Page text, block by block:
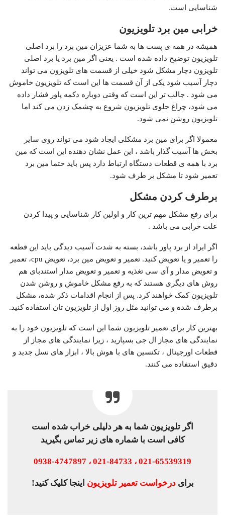
شناسایی است.
خرابی مین برد تلویزیون
همیشه در همه ی پست ها به شما عزیزان مین برد را برد اصلی
تلویزیون توضیح داده شده است . یعنی اگر مین برد یا برد اصلی
تلویزون دچار مشکل شود خیلی از قسمت های تلویزون می تواند
دچار آسیب شود یکی از آن قسمت ها این است که تلویزیون خاموش
می شود . جالب تر این است که وقتی دوباره دکمه پاور فشار داده
می‌ شود، چراغ جلوی تلویزیون شروع به چشمک زدن می‌ کند اما
تلویزیون روشن نمی شود.
معمولا اگر برای مین برد مشکلی ایجاد شود می تواند روی سایر
بخش ها آسیب گذار باشد ، این عمل نشان دهنده این است که مین
برد با همه ی قطعات دستگاه ارتباط دارد پس باید حتما مین برد
تعمیر شود تا مشکل بر طرف شود.
برطرف کردن مشکل
برای رفع مشکل مهم ترین کار و اولین کار شناسایی و پیدا کردن
علت خرابی می باشد .
اگر ایراد از برد پاور باشد، بسته به شدت آسیب دیدگی باید این قطعه
را تعمیر و یا تعویض کنید. تعمیر و تعویض مین برد، تعویض cpu، تعمیر
و تعویض مدار و آی سی تغذیه و تعمیر و تعویض مدار استندبای هم
روش های دیگری هستند که به رفع مشکل خاموش و روشن شدن
تلویزیون کمک خواهند کرد. پس از انجام اقدامات ذکر شده، مشکل
برطرف شده و می توانید مثل روز اول از تلویزیون تان استفاده کنید.
بهترین کار برای تعمیر تلویزیون شما این است که تلویزیون خود را به
نمایندگی های مجاز ال جی بسپارید ، زیرا نمایندگی های مجاز از
قطعات اورجینال ، تکنسین های با هوش بالا ، ابزار های نسل جدید و
دقیق استفاده می کنند.
اگر تلویزیون شما به هر دلیلی خراب شده است
کافی است با شماره های زیر تماس بگیرید
021-65539319 ، 021-84733 ، 0938-4747897
برایدرخواست تعمیر تلویزیون اینجا کلیک کنید!